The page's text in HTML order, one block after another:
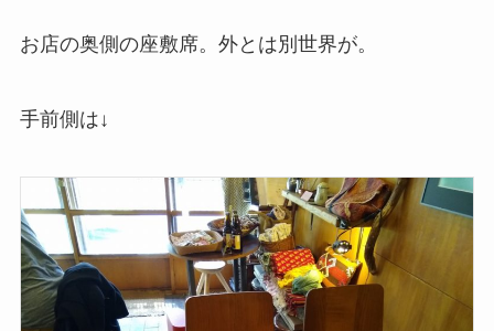
お店の奥側の座敷席。外とは別世界が。
手前側は↓